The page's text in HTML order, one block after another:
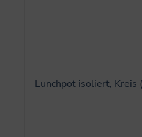
Lunchpot isoliert, Kreis